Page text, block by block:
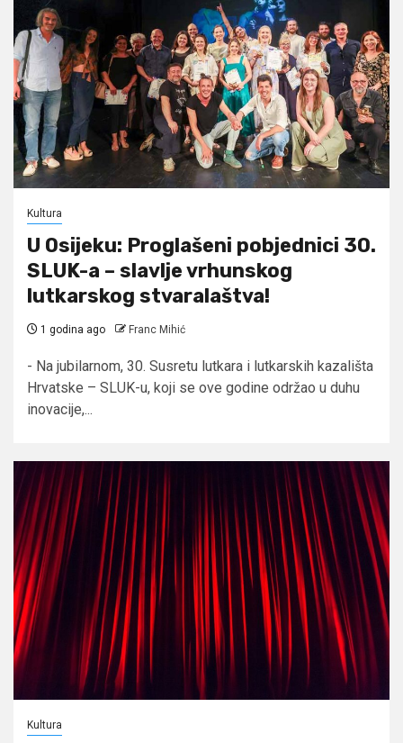
Kultura
U Osijeku: Proglašeni pobjednici 30.
SLUK-a – slavlje vrhunskog
lutkarskog stvaralaštva!
1 godina ago Franc Mihić
- Na jubilarnom, 30. Susretu lutkara i lutkarskih kazališta
Hrvatske – SLUK-u, koji se ove godine održao u duhu
inovacije,...
Kultura